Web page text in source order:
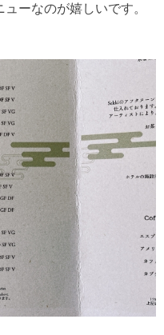
ーなのが嬉しいです。